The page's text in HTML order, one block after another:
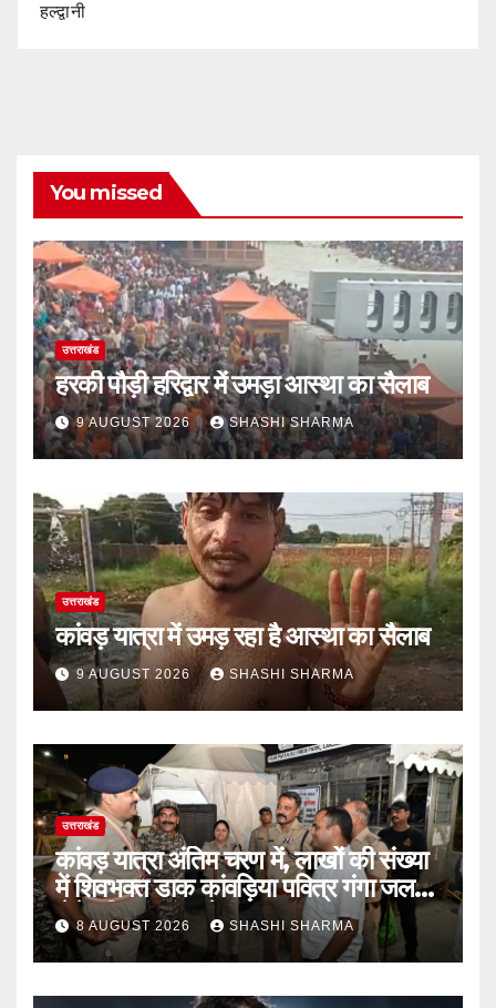
हल्द्वानी
You missed
उत्तराखंड
हरकी पौड़ी हरिद्वार में उमड़ा आस्था का सैलाब
9 AUGUST 2026 SHASHI SHARMA
उत्तराखंड
कांवड़ यात्रा में उमड़ रहा है आस्था का सैलाब
9 AUGUST 2026 SHASHI SHARMA
उत्तराखंड
कांवड़ यात्रा अंतिम चरण में, लाखों की संख्या
में शिवभक्त डाक कांवड़िया पवित्र गंगा जल
लेने हरिद्वार पहुंच रहे
8 AUGUST 2026 SHASHI SHARMA